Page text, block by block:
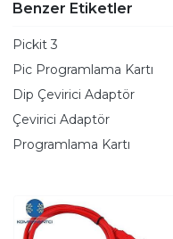
Benzer Etiketler
Pickit 3
Pic Programlama Kartı
Dip Çevirici Adaptör
Çevirici Adaptör
Programlama Kartı